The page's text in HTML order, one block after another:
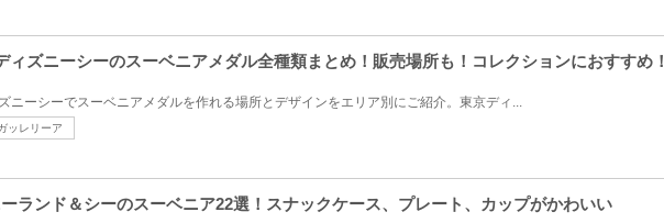
ィズニーシーのスーベニアメダル全種類まとめ！販売場所も！コレクションにおすすめ！
ニーシーでスーベニアメダルを作れる場所とデザインをエリア別にご紹介。東京ディ...
ッレリーア
ーランド＆シーのスーベニア22選！スナックケース、プレート、カップがかわいい